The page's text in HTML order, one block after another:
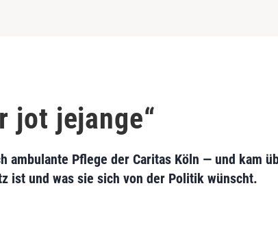
jot jejange“
ambulante Pflege der Caritas Köln — und kam
ist und was sie sich von der Politik wünscht.